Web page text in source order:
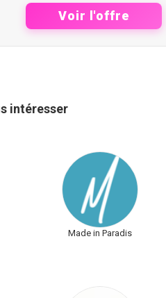
Voir l'offre
intéresser
Made in Paradis